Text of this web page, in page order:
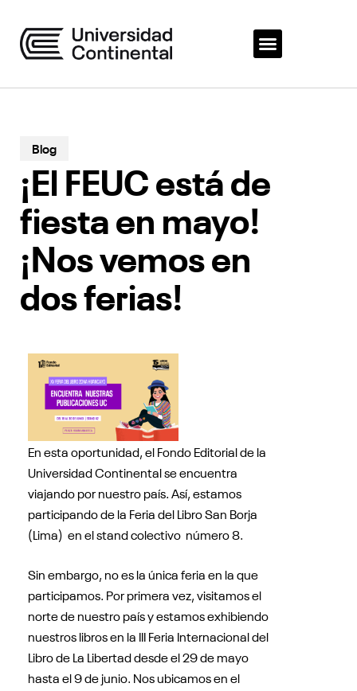
Blog
¡El FEUC está de
fiesta en mayo!
¡Nos vemos en
dos ferias!
En esta oportunidad, el Fondo Editorial de la
Universidad Continental se encuentra
viajando por nuestro país. Así, estamos
participando de la Feria del Libro San Borja
(Lima) en el stand colectivo número 8.
Sin embargo, no es la única feria en la que
participamos. Por primera vez, visitamos el
norte de nuestro país y estamos exhibiendo
nuestros libros en la III Feria Internacional del
Libro de La Libertad desde el 29 de mayo
hasta el 9 de junio. Nos ubicamos en el